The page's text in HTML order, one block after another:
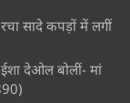
सादे कपड़ों में लगीं
ईशा देओल बोलीं- मां